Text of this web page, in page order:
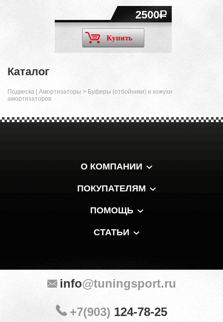
2500
Купить
Каталог
Подвеска | Амортизаторы > Буферы (отбойники) и кожухи
амортизаторов
О КОМПАНИИ
ПОКУПАТЕЛЯМ
ПОМОЩЬ
СТАТЬИ
info@tuningsport.ru
+7(903) 124-78-25